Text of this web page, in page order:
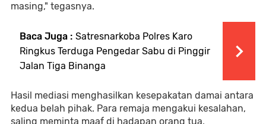
masing," tegasnya.
Baca Juga : Satresnarkoba Polres Karo
Ringkus Terduga Pengedar Sabu di Pinggir
Jalan Tiga Binanga
Hasil mediasi menghasilkan kesepakatan damai antara
kedua belah pihak. Para remaja mengakui kesalahan,
saling meminta maaf di hadapan orang tua,